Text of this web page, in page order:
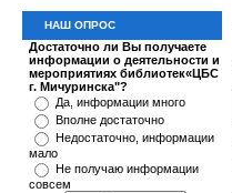
НАШ ОПРОС
Достаточно ли Вы получаете
информации о деятельности и
мероприятиях библиотек«ЦБС
г. Мичуринска"?
Да, информации много
Вполне достаточно
Недостаточно, информации
мало
Не получаю информации
совсем